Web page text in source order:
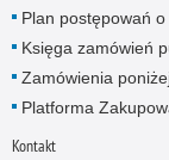
Plan postępowań
Księga zamówień
Zamówienia
Platforma
Kontakt